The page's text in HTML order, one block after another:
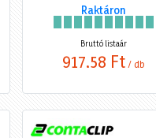
Raktáron
Bruttó listaár
917,58 Ft / db